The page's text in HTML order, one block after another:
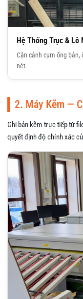
Hệ Thống Trục & Lô
Cận cảnh cụm ống
nét.
2. Máy Kẽm —
Ghi bản kẽm trực tiếp từ
quyết định độ chính xác